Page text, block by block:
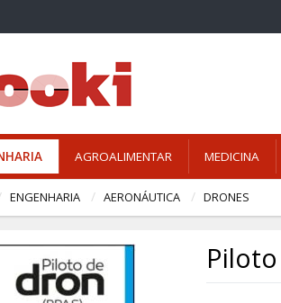
AGROALIMENTAR MEDICINA
ENGENHARIA AERONÁUTICA DRONES
Piloto